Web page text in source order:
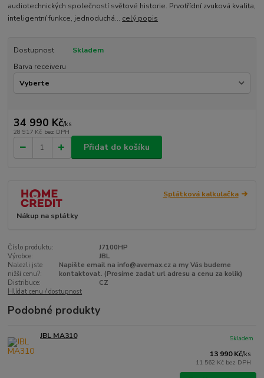
audiotechnických společností světové historie. Prvotřídní zvuková kvalita,
inteligentní funkce, jednoduchá... celý popis
Dostupnost
Skladem
Barva receiveru
34 990 Kč/ks
28 917 Kč bez DPH
Přidat do košíku
Splátková kalkulačka
Nákup na splátky
Číslo produktu:
J7100HP
Výrobce:
JBL
Nalezli jste
nižší cenu?:
Napište email na info@avemax.cz a my Vás budeme
kontaktovat. (Prosíme zadat url adresu a cenu za kolik)
Distribuce:
CZ
Hlídat cenu / dostupnost
Podobné produkty
JBL MA310
13 990 Kč/ks
11 562 Kč bez DPH
Skladem